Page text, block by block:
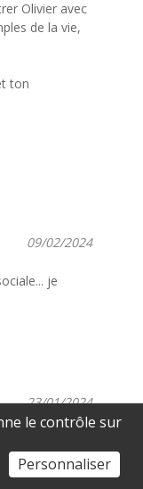
Olivier avec
de la vie,
ton
09/02/2024
je
23/01/2024
le contrôle sur
Personnaliser